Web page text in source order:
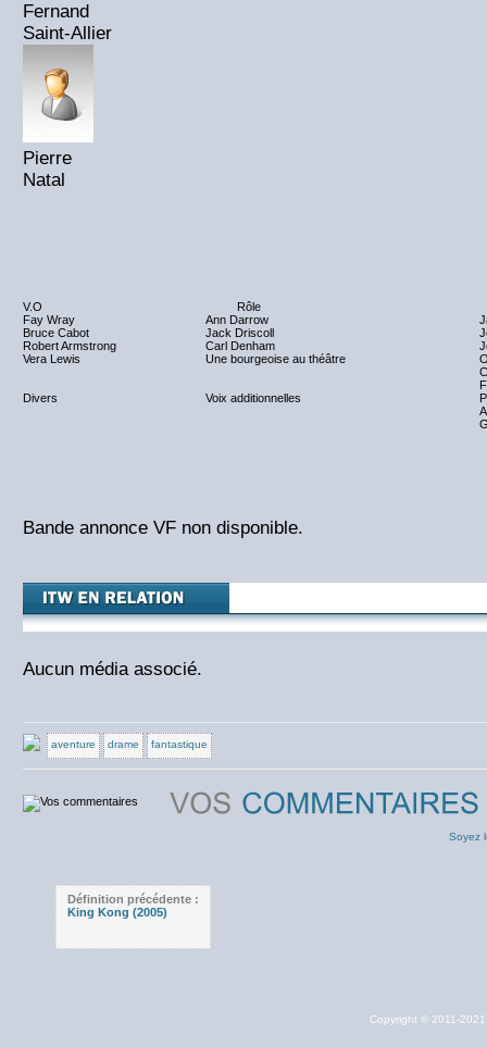
Fernand
Saint-Allier
Pierre
Natal
V.O
Rôle
Fay Wray
Ann Darrow
Bruce Cabot
Jack Driscoll
Robert Armstrong
Carl Denham
Vera Lewis
Une bourgeoise au théâtre
Divers Voix additionnelles
Bande annonce VF non disponible.
Aucun média associé.
aventure drame fantastique
Soyez
Définition précédente :
King Kong (2005)
Copyright © 2011-